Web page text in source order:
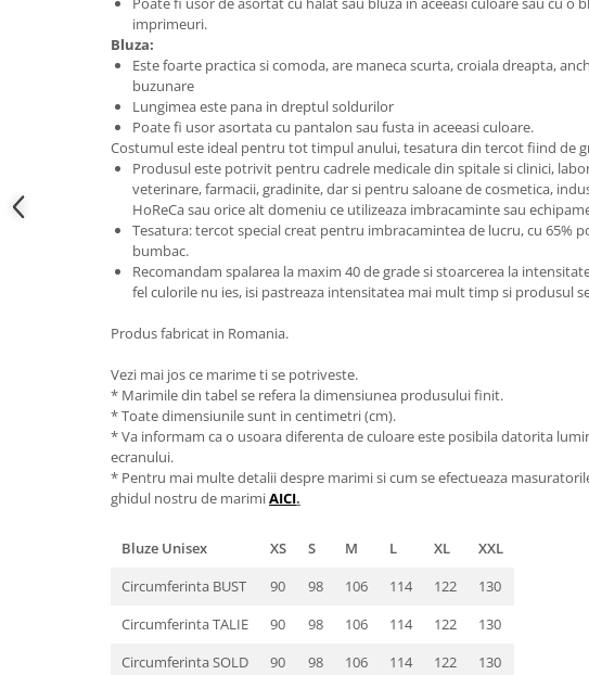
imprimeuri.
Bluza:
Este foarte practica si comoda, are maneca scurta, croiala dreapta,
buzunare
Lungimea este pana in dreptul soldurilor
Poate fi usor asortata cu pantalon sau fusta in aceeasi culoare.
Costumul este ideal pentru tot timpul anului, tesatura din tercot fiind de
Produsul este potrivit pentru cadrele medicale din spitale si clinici,
veterinare, farmacii, gradinite, dar si pentru saloane de cosmetica,
HoReCa sau orice alt domeniu ce utilizeaza imbracaminte sau
Tesatura: tercot special creat pentru imbracamintea de lucru, cu 65%
bumbac.
Recomandam spalarea la maxim 40 de grade si stoarcerea la
fel culorile nu ies, isi pastreaza intensitatea mai mult timp si produsul
Produs fabricat in Romania.
Vezi mai jos ce marime ti se potriveste.
* Marimile din tabel se refera la dimensiunea produsului finit.
* Toate dimensiunile sunt in centimetri (cm).
* Va informam ca o usoara diferenta de culoare este posibila datorita
ecranului.
* Pentru mai multe detalii despre marimi si cum se efectueaza
ghidul nostru de marimiAICI.
Bluze Unisex XS S M L XL
XXL
Circumferinta BUST
90 98 106 114 122
130
Circumferinta TALIE
90 98 106 114 122
130
Circumferinta SOLD
90 98 106 114 122
130